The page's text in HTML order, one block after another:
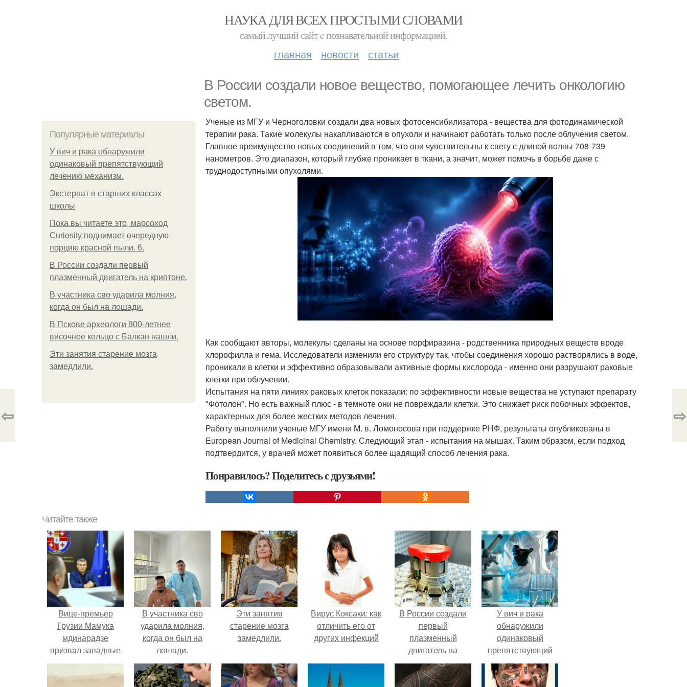
НАУКА ДЛЯ ВСЕХ ПРОСТЫМИ СЛОВАМИ
самый лучший сайт c познавательной информацией.
главная новости статьи
В России создали новое вещество, помогающее лечить онкологию
светом.
Популярные материалы
У вич и рака обнаружили
одинаковый препятствующий
лечению механизм.
Экстернат в старших классах
школы
Пока вы читаете это, марсоход
Curiosity поднимает очередную
порцию красной пыли. 6.
В России создали первый
плазменный двигатель на криптоне.
В участника сво ударила молния,
когда он был на лошади.
В Пскове археологи 800-летнее
височное кольцо с Балкан нашли.
Эти занятия старение мозга
замедлили.
Ученые из МГУ и Черноголовки создали два новых фотосенсибилизатора - вещества для фотодинамической
терапии рака. Такие молекулы накапливаются в опухоли и начинают работать только после облучения светом.
Главное преимущество новых соединений в том, что они чувствительны к свету с длиной волны 708-739
нанометров. Это диапазон, который глубже проникает в ткани, а значит, может помочь в борьбе даже с
труднодоступными опухолями.
Как сообщают авторы, молекулы сделаны на основе порфиразина - родственника природных веществ вроде
хлорофилла и гема. Исследователи изменили его структуру так, чтобы соединения хорошо растворялись в воде,
проникали в клетки и эффективно образовывали активные формы кислорода - именно они разрушают раковые
клетки при облучении.
Испытания на пяти линиях раковых клеток показали: по эффективности новые вещества не уступают препарату
"Фотолон". Но есть важный плюс - в темноте они не повреждали клетки. Это снижает риск побочных эффектов,
характерных для более жестких методов лечения.
Работу выполнили ученые МГУ имени М. в. Ломоносова при поддержке РНФ, результаты опубликованы в
European Journal of Medicinal Chemistry. Следующий этап - испытания на мышах. Таким образом, если подход
подтвердится, у врачей может появиться более щадящий способ лечения рака.
Понравилось? Поделитесь с друзьями!
⇦ ⇨
Читайте также
Вице-премьер
Грузии Мамука
мдинарадзе
призвал западные
государства
вывести разведку
В участника сво
ударила молния,
когда он был на
лошади.
Эти занятия
старение мозга
замедлили.
Вирус Коксаки: как
отличить его от
других инфекций
В России создали
первый
плазменный
двигатель на
криптоне.
У вич и рака
обнаружили
одинаковый
препятствующий
лечению механизм.